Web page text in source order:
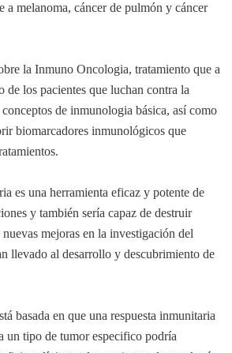
a melanoma, cáncer de pulmón y cáncer
la Inmuno Oncologia, tratamiento que a
de los pacientes que luchan contra la
de inmunologia básica, así como
biomarcadores inmunológicos que
es una herramienta eficaz y potente de
y también sería capaz de destruir
mejoras en la investigación del
llevado al desarrollo y descubrimiento de
basada en que una respuesta inmunitaria
un tipo de tumor especifico podría